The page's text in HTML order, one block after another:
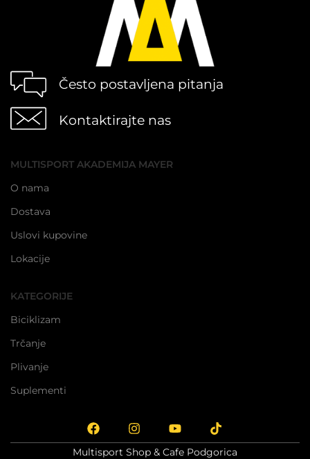
Često postavljena pitanja
Kontaktirajte nas
MULTISPORT AKADEMIJA MAYER
O nama
Dostava
Uslovi kupovine
Lokacije
KATEGORIJE
Biciklizam
Trčanje
Plivanje
Suplementi
Multisport Shop & Cafe Podgorica